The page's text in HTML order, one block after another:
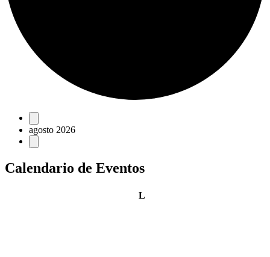
Eventos
agosto 2026
Calendario de Eventos
Llunes